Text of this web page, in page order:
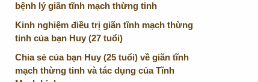
bệnh lý giãn tĩnh mạch thừng tinh
Kinh nghiệm điều trị giãn tĩnh mạch thừng
tinh của bạn Huy (27 tuổi)
Chia sẻ của bạn Huy (25 tuổi) về giãn tĩnh
mạch thừng tinh và tác dụng của Tĩnh